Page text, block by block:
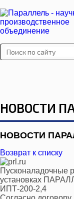
НОВОСТИ
НОВОСТИ
Возврат к списку
Пусконаладочные
установках
ИПТ-200-2,4